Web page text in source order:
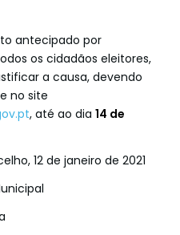
antecipado por
os cidadãos eleitores,
a causa, devendo
no site
, até ao dia 14 de
12 de janeiro de 2021